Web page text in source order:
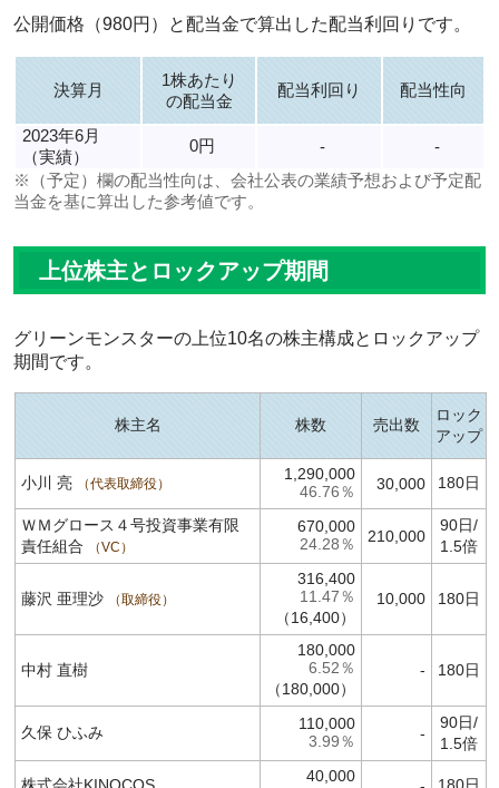
公開価格（980円）と配当金で算出した配当利回りです。
決算月
1株あたり
の配当金
配当利回り 配当性向
2023年6月
（実績）
0円 -
-
※（予定）欄の配当性向は、会社公表の業績予想および予定配
当金を基に算出した参考値です。
上位株主とロックアップ期間
グリーンモンスターの上位10名の株主構成とロックアップ
期間です。
株主名 株数 売出数
ロック
アップ
小川 亮 代表取締役
1,290,000
46.76％ 30,000 180日
ＷＭグロース４号投資事業有限
責任組合
VC
670,000
24.28％ 210,000
90日/
1.5倍
藤沢 亜理沙 取締役
316,400
11.47％
（16,400）
10,000 180日
中村 直樹
180,000
6.52％
（180,000）
- 180日
久保 ひふみ 110,000
3.99％ -
90日/
1.5倍
40,000